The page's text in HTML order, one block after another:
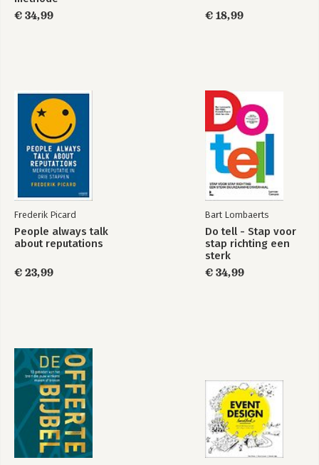
€ 34,99
€ 18,99
Frederik Picard
People always talk
about reputations
€ 23,99
Bart Lombaerts
Do tell - Stap voor
stap richting een
sterk
€ 34,99